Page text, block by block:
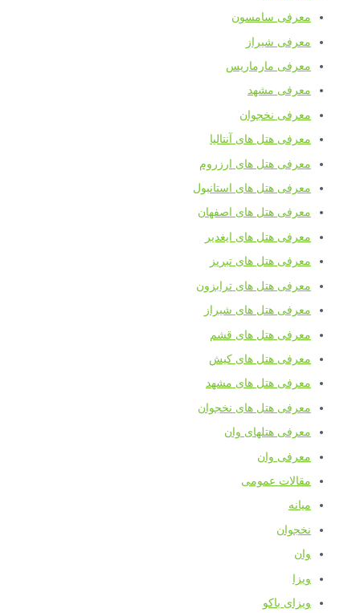
معرفی سامسون
معرفی شیراز
معرفی مارماریس
معرفی مشهد
معرفی نخجوان
معرفی هتل های آنتالیا
معرفی هتل های ارزروم
معرفی هتل های استانبول
معرفی هتل های اصفهان
معرفی هتل های ایغدیر
معرفی هتل های تبریز
معرفی هتل های ترابزون
معرفی هتل های شیراز
معرفی هتل های قشم
معرفی هتل های کیش
معرفی هتل های مشهد
معرفی هتل های نخجوان
معرفی هتلهای وان
معرفی وان
مقالات عمومی
میانه
نخجوان
وان
ویزا
ویزای باکو